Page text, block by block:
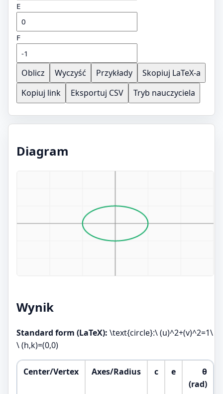
E
F
Oblicz Wyczyść Przykłady
Skopiuj LaTeX-a
Kopiuj link
Eksportuj CSV Tryb nauczyciela
Diagram
Wynik
Standard form (LaTeX): \text{circle}:\ (u)^2+(v)^2=1\
\ (h,k)=(0,0)
Center/Vertex Axes/Radius c e
θ
(rad)